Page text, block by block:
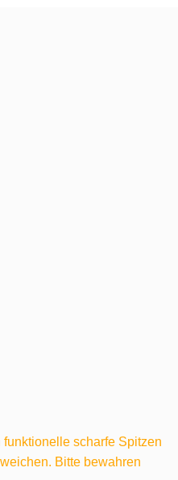
scharfe Spitzen
Bitte bewahren